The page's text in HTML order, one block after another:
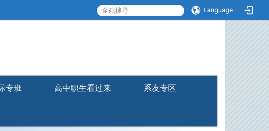
Language
专班 高中职生看过来 系友专区